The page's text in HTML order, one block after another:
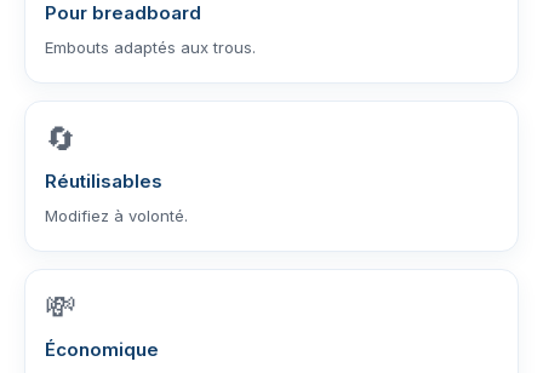
Pour breadboard
Embouts adaptés aux trous.
🔄
Réutilisables
Modifiez à volonté.
💸
Économique